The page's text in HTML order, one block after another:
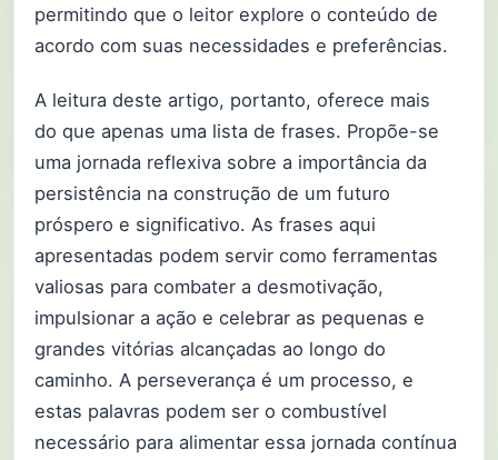
permitindo que o leitor explore o conteúdo de
acordo com suas necessidades e preferências.
A leitura deste artigo, portanto, oferece mais
do que apenas uma lista de frases. Propõe-se
uma jornada reflexiva sobre a importância da
persistência na construção de um futuro
próspero e significativo. As frases aqui
apresentadas podem servir como ferramentas
valiosas para combater a desmotivação,
impulsionar a ação e celebrar as pequenas e
grandes vitórias alcançadas ao longo do
caminho. A perseverança é um processo, e
estas palavras podem ser o combustível
necessário para alimentar essa jornada contínua